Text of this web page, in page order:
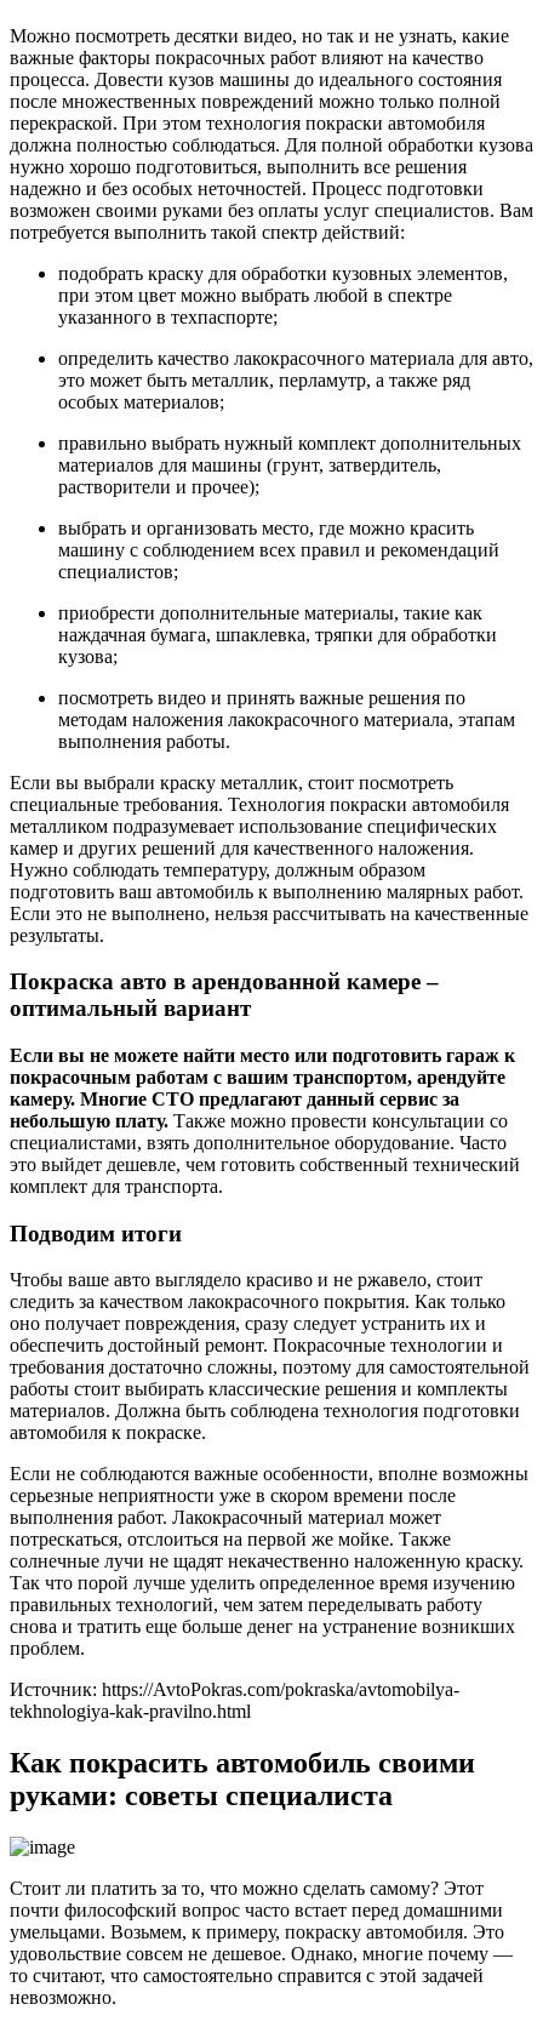
Можно посмотреть десятки видео, но так и не узнать, какие
важные факторы покрасочных работ влияют на качество
процесса. Довести кузов машины до идеального состояния
после множественных повреждений можно только полной
перекраской. При этом технология покраски автомобиля
должна полностью соблюдаться. Для полной обработки кузова
нужно хорошо подготовиться, выполнить все решения
надежно и без особых неточностей. Процесс подготовки
возможен своими руками без оплаты услуг специалистов. Вам
потребуется выполнить такой спектр действий:
подобрать краску для обработки кузовных элементов,
при этом цвет можно выбрать любой в спектре
указанного в техпаспорте;
определить качество лакокрасочного материала для авто,
это может быть металлик, перламутр, а также ряд
особых материалов;
правильно выбрать нужный комплект дополнительных
материалов для машины (грунт, затвердитель,
растворители и прочее);
выбрать и организовать место, где можно красить
машину с соблюдением всех правил и рекомендаций
специалистов;
приобрести дополнительные материалы, такие как
наждачная бумага, шпаклевка, тряпки для обработки
кузова;
посмотреть видео и принять важные решения по
методам наложения лакокрасочного материала, этапам
выполнения работы.
Если вы выбрали краску металлик, стоит посмотреть
специальные требования. Технология покраски автомобиля
металликом подразумевает использование специфических
камер и других решений для качественного наложения.
Нужно соблюдать температуру, должным образом
подготовить ваш автомобиль к выполнению малярных работ.
Если это не выполнено, нельзя рассчитывать на качественные
результаты.
Покраска авто в арендованной камере –
оптимальный вариант
Если вы не можете найти место или подготовить гараж к
покрасочным работам с вашим транспортом, арендуйте
камеру. Многие СТО предлагают данный сервис за
небольшую плату. Также можно провести консультации со
специалистами, взять дополнительное оборудование. Часто
это выйдет дешевле, чем готовить собственный технический
комплект для транспорта.
Подводим итоги
Чтобы ваше авто выглядело красиво и не ржавело, стоит
следить за качеством лакокрасочного покрытия. Как только
оно получает повреждения, сразу следует устранить их и
обеспечить достойный ремонт. Покрасочные технологии и
требования достаточно сложны, поэтому для самостоятельной
работы стоит выбирать классические решения и комплекты
материалов. Должна быть соблюдена технология подготовки
автомобиля к покраске.
Если не соблюдаются важные особенности, вполне возможны
серьезные неприятности уже в скором времени после
выполнения работ. Лакокрасочный материал может
потрескаться, отслоиться на первой же мойке. Также
солнечные лучи не щадят некачественно наложенную краску.
Так что порой лучше уделить определенное время изучению
правильных технологий, чем затем переделывать работу
снова и тратить еще больше денег на устранение возникших
проблем.
Источник: https://AvtoPokras.com/pokraska/avtomobilya-
tekhnologiya-kak-pravilno.html
Как покрасить автомобиль своими
руками: советы специалиста
Стоит ли платить за то, что можно сделать самому? Этот
почти философский вопрос часто встает перед домашними
умельцами. Возьмем, к примеру, покраску автомобиля. Это
удовольствие совсем не дешевое. Однако, многие почему —
то считают, что самостоятельно справится с этой задачей
невозможно.